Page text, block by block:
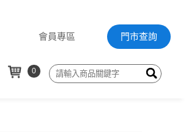
會員專區 門市查詢
0